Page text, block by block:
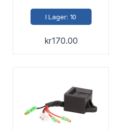
I Lager: 10
kr170.00